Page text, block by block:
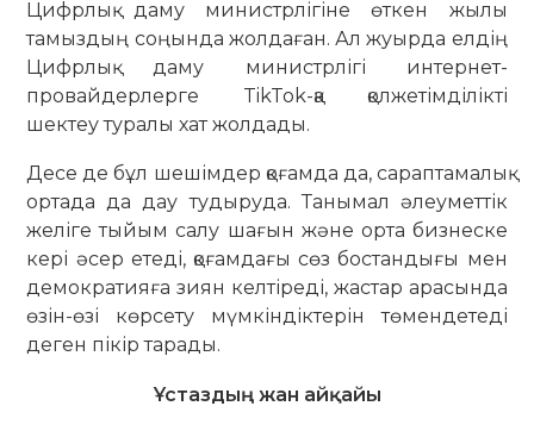
Цифрлық даму ми­нистрлігіне өткен жылы
тамыздың соңында жолдаған. Ал жуырда ел­дің
Цифрлық даму минис­трлігі ин­тернет-
провайдерлерге TikTok-қа қолже­тім­ділікті
шектеу туралы хат жолдады.
Десе де бұл шешімдер қоғамда да, сараптамалық
ортада да дау тудыруда. Танымал әлеуметтік
желіге тыйым салу шағын және орта бизнеске
кері әсер етеді, қоғамдағы сөз бостандығы мен
демократияға зиян келтіреді, жас­тар арасында
өзін-өзі көрсету мүм­кін­діктерін төмендетеді
деген пікір тарады.
Ұстаздың жан айқайы